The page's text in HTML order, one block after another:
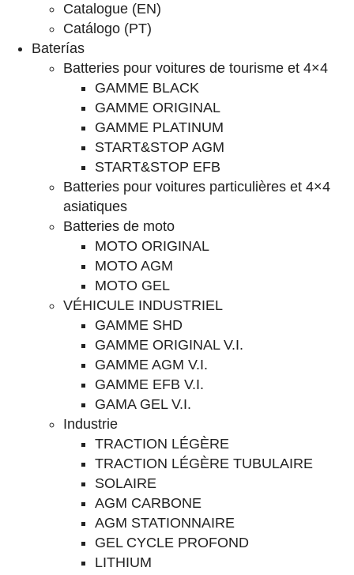
Catalogue (EN)
Catálogo (PT)
Baterías
Batteries pour voitures de tourisme et 4×4
GAMME BLACK
GAMME ORIGINAL
GAMME PLATINUM
START&STOP AGM
START&STOP EFB
Batteries pour voitures particulières et 4×4
asiatiques
Batteries de moto
MOTO ORIGINAL
MOTO AGM
MOTO GEL
VÉHICULE INDUSTRIEL
GAMME SHD
GAMME ORIGINAL V.I.
GAMME AGM V.I.
GAMME EFB V.I.
GAMA GEL V.I.
Industrie
TRACTION LÉGÈRE
TRACTION LÉGÈRE TUBULAIRE
SOLAIRE
AGM CARBONE
AGM STATIONNAIRE
GEL CYCLE PROFOND
LITHIUM